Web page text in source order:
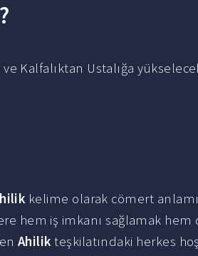
Kalfalıktan Ustalığa
kelime olarak cömert
hem iş imkanı sağlamak hem
Ahilik teşkilatındaki herkes